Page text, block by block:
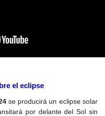
el eclipse
se producirá un eclipse solar
por delante del Sol sin